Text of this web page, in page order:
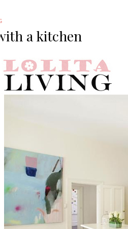
a kitchen